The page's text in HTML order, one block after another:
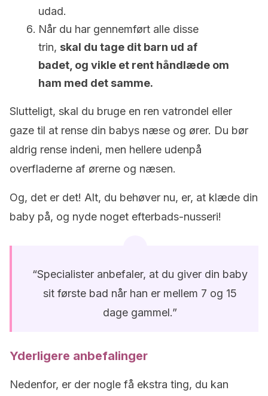
udad.
Når du har gennemført alle disse
trin, skal du tage dit barn ud af
badet, og vikle et rent håndlæde om
ham med det samme.
Slutteligt, skal du bruge en ren vatrondel eller
gaze til at rense din babys næse og ører. Du bør
aldrig rense indeni, men hellere udenpå
overfladerne af ørerne og næsen.
Og, det er det! Alt, du behøver nu, er, at klæde din
baby på, og nyde noget efterbads-nusseri!
“Specialister anbefaler, at du giver din baby
sit første bad når han er mellem 7 og 15
dage gammel.”
Yderligere anbefalinger
Nedenfor, er der nogle få ekstra ting, du kan